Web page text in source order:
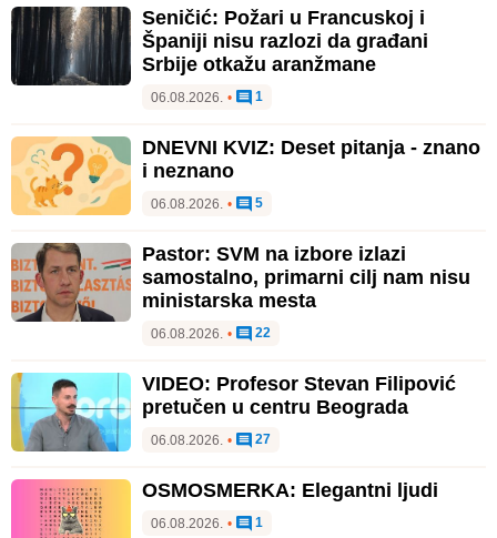
Seničić: Požari u Francuskoj i
Španiji nisu razlozi da građani
Srbije otkažu aranžmane
06.08.2026. • 1
DNEVNI KVIZ: Deset pitanja - znano
i neznano
06.08.2026. • 5
Pastor: SVM na izbore izlazi
samostalno, primarni cilj nam nisu
ministarska mesta
06.08.2026. • 22
VIDEO: Profesor Stevan Filipović
pretučen u centru Beograda
06.08.2026. • 27
OSMOSMERKA: Elegantni ljudi
06.08.2026. • 1